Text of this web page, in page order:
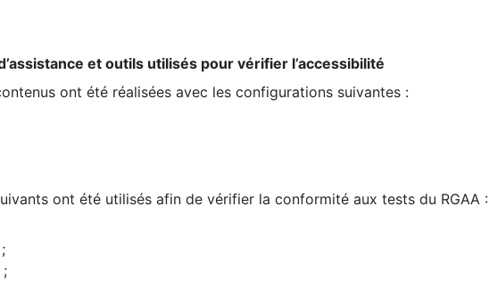
et outils utilisés pour vérifier l’accessibilité
ont été réalisées avec les configurations suivantes :
ont été utilisés afin de vérifier la conformité aux tests du RGAA :
;